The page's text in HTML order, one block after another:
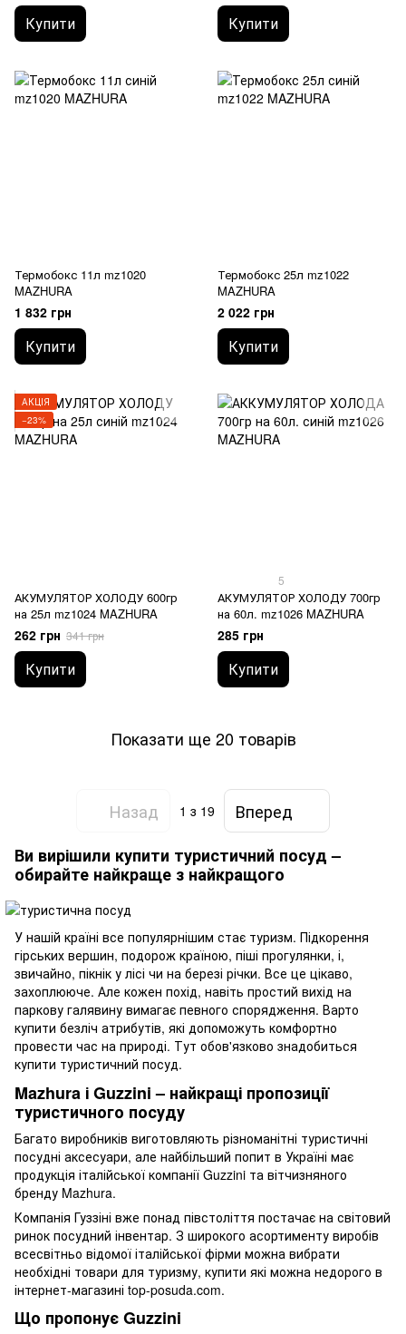
Купити Купити
Термобокс 11л mz1020
MAZHURA
1 832 грн
Купити
Термобокс 25л mz1022
MAZHURA
2 022 грн
Купити
АКЦІЯ
−23%
АКУМУЛЯТОР ХОЛОДУ 600гр
на 25л mz1024 MAZHURA
262 грн 341 грн
Купити
5
АКУМУЛЯТОР ХОЛОДУ 700гр
на 60л. mz1026 MAZHURA
285 грн
Купити
Показати ще 20 товарів
Назад 1 з 19
Вперед
Ви вирішили купити туристичний посуд –
обирайте найкраще з найкращого
У нашій країні все популярнішим стає туризм. Підкорення
гірських вершин, подорож країною, піші прогулянки, і,
звичайно, пікнік у лісі чи на березі річки. Все це цікаво,
захоплююче. Але кожен похід, навіть простий вихід на
паркову галявину вимагає певного спорядження. Варто
купити безліч атрибутів, які допоможуть комфортно
провести час на природі. Тут обов'язково знадобиться
купити туристичний посуд.
Mazhura і Guzzini – найкращі пропозиції
туристичного посуду
Багато виробників виготовляють різноманітні туристичні
посудні аксесуари, але найбільший попит в Україні має
продукція італійської компанії Guzzini та вітчизняного
бренду Mazhura.
Компанія Гуззіні вже понад півстоліття постачає на світовий
ринок посудний інвентар. З широкого асортименту виробів
всесвітньо відомої італійської фірми можна вибрати
необхідні товари для туризму, купити які можна недорого в
інтернет-магазині top-posuda.com.
Що пропонує Guzzini